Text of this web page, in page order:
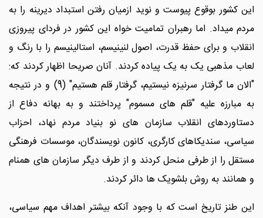
این کشور بوقوع پیوست و نوید ازمیان رفتن استبداد دیرینه را به
مردم میداد. اما رهبران تمامیت خواه این کشور در فردای پیروزی
انقلاب و برای حفظ قدرت، اصول لنینیسم، استالینیسم را با رنگ و
لعاب مذهبی یک به یک پیاده کردند. آنان صریحا اظهار کردند که:
"الان ما گرفتار سرنیزه نیستیم، گرفتار قلم هستیم" (9) و در نتیجه
به مبارزه علیه "قلم های مسموم" پرداختند و به بهانه دفاع از
دستاوردهای انقلاب سازمان های نو بنیاد مردم نهاد، احزاب
سیاسی، سندیکاهای کارگری، کانون نویسندگان، موسسات فرهنگی
مستقل را از طرفی منحل کردند و از طرف دیگر سازمان های همنام
و همانند به روش بلشویک ها دائر کردند.
این طنز تاریخ است که با وجود آنکه بیشتر اهداف مهم سیاسی،